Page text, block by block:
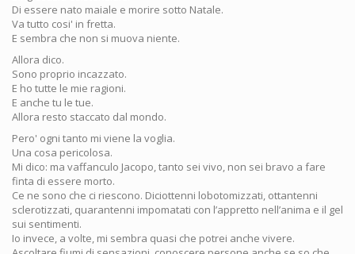
Di essere nato maiale e morire sotto Natale.
Va tutto cosi' in fretta.
E sembra che non si muova niente.
Allora dico.
Sono proprio incazzato.
E ho tutte le mie ragioni.
E anche tu le tue.
Allora resto staccato dal mondo.
Pero' ogni tanto mi viene la voglia.
Una cosa pericolosa.
Mi dico: ma vaffanculo Jacopo, tanto sei vivo, non sei bravo a fare
finta di essere morto.
Ce ne sono che ci riescono. Diciottenni lobotomizzati, ottantenni
sclerotizzati, quarantenni impomatati con l’appretto nell’anima e il gel
sui sentimenti.
Io invece, a volte, mi sembra quasi che potrei anche vivere.